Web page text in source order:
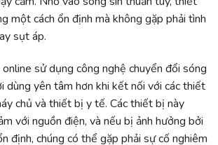
một cách ổn định mà không gặp phải tình
sụt áp.
sử dụng công nghệ chuyển đổi sóng
dùng yên tâm hơn khi kết nối với các thiết
chủ và thiết bị y tế. Các thiết bị này
với nguồn điện, và nếu bị ảnh hưởng bởi
định, chúng có thể gặp phải sự cố nghiêm